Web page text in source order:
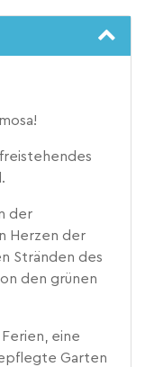
der
Herzen der
Stränden des
den grünen
eine
Garten